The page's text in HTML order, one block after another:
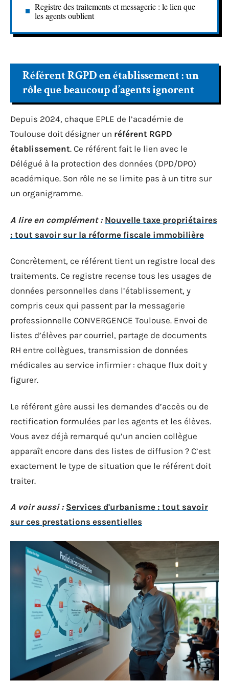
Registre des traitements et messagerie : le lien que
les agents oublient
Référent RGPD en établissement : un
rôle que beaucoup d’agents ignorent
Depuis 2024, chaque EPLE de l’académie de
Toulouse doit désigner un référent RGPD
établissement. Ce référent fait le lien avec le
Délégué à la protection des données (DPD/DPO)
académique. Son rôle ne se limite pas à un titre sur
un organigramme.
A lire en complément : Nouvelle taxe propriétaires
: tout savoir sur la réforme fiscale immobilière
Concrètement, ce référent tient un registre local des
traitements. Ce registre recense tous les usages de
données personnelles dans l’établissement, y
compris ceux qui passent par la messagerie
professionnelle CONVERGENCE Toulouse. Envoi de
listes d’élèves par courriel, partage de documents
RH entre collègues, transmission de données
médicales au service infirmier : chaque flux doit y
figurer.
Le référent gère aussi les demandes d’accès ou de
rectification formulées par les agents et les élèves.
Vous avez déjà remarqué qu’un ancien collègue
apparaît encore dans des listes de diffusion ? C’est
exactement le type de situation que le référent doit
traiter.
A voir aussi : Services d'urbanisme : tout savoir
sur ces prestations essentielles